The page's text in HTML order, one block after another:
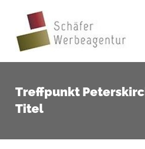
springen
Treffpunkt
Titel